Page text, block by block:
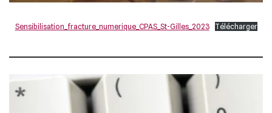
Sensibilisation_fracture_numerique_CPAS_St-Gilles_2023 Télécharger